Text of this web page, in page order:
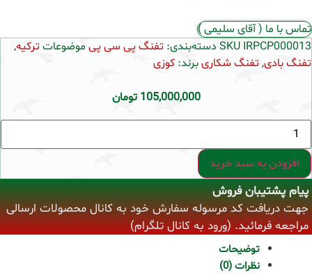
تماس با ما ( آقای سلیمی )
SKU IRPCP000013 دسته‌بندی: تفنگ پی سی پی موضوعاتترکیه,
تفنگ بادی,تفنگ شکاریبرند: کوزی
105,000,000 تومان
تفنگ
سی
پی
کوزی
K600
سنتتیک
عدد
افزودن به سبد خرید
پیام پشتیبان فروش
جهت دریافت کد مرسوله سفارش خود به کانال محصولات ارسالی
مراجعه فرمائید. (ورود به کانال تلگرام)
توضیحات
نظرات (0)